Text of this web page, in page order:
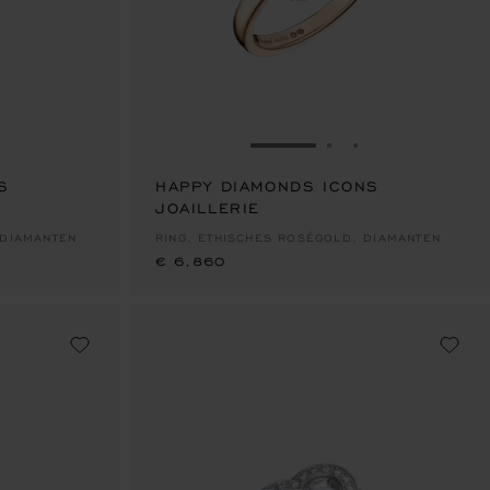
1 ZUR FOLIE GEHEN 1
HAPPY DIAMONDS ICONS
JOAILLERIE
RING, ETHISCHES ROSÉGOLD, DIAMANTEN
€ 6,860
€ 6,860